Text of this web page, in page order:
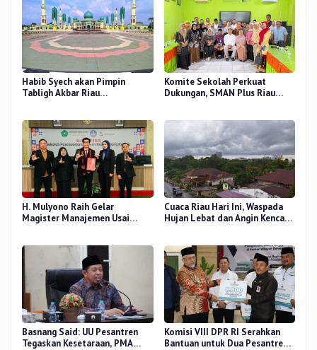
Habib Syech akan Pimpin
Tabligh Akbar Riau
Komite Sekolah Perkuat
Dukungan, SMAN Plus Riau
H. Mulyono Raih Gelar
Magister Manajemen Usai
Cuaca Riau Hari Ini, Waspada
Hujan Lebat dan Angin Kencang
Basnang Said: UU Pesantren
Tegaskan Kesetaraan, PMA
Komisi VIII DPR RI Serahkan
Bantuan untuk Dua Pesantren